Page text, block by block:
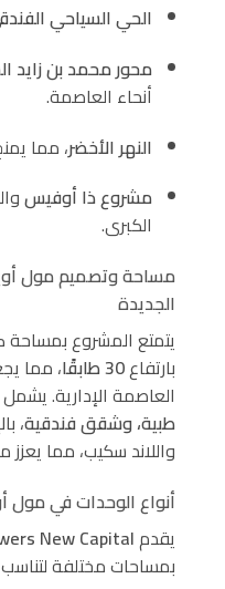
الحي السياحي
محور محمد بن زايد
أنحاء العاصمة.
النهر الأخضر، مما
مشروع ذا أوفيس
الكبرى.
مساحة وتصميم مول أويا
الجديدة
يتمتع المشروع بمساحة
بارتفاع30 طابقًا
، مما
العاصمة الإدارية.
طبية، وشقق فندقية،
واللاند سكيب، مما
أنواع الوحدات في مول
يقدمNew Capital
بمساحات مختلفة لتناسب